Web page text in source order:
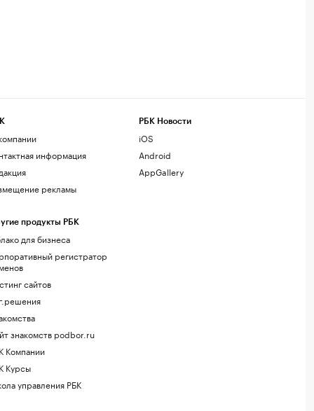
информация
рекламы
продукты РБК
для бизнеса
регистратор
сайтов
знакомств podbor.ru
Компании
Курсы
управления РБК
РБК Новости
iOS
Android
AppGallery